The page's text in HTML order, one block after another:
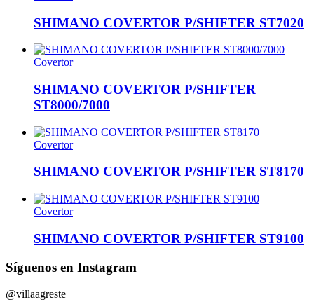
SHIMANO COVERTOR P/SHIFTER ST7020
Covertor
SHIMANO COVERTOR P/SHIFTER
ST8000/7000
Covertor
SHIMANO COVERTOR P/SHIFTER ST8170
Covertor
SHIMANO COVERTOR P/SHIFTER ST9100
Síguenos en Instagram
@villaagreste